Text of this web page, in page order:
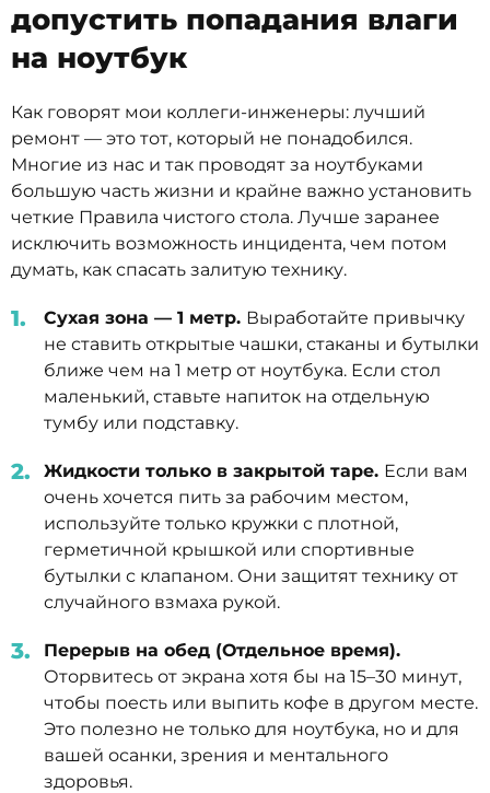
допустить попадания влаги
на ноутбук
Как говорят мои коллеги-инженеры: лучший
ремонт — это тот, который не понадобился.
Многие из нас и так проводят за ноутбуками
большую часть жизни и крайне важно установить
четкие Правила чистого стола. Лучше заранее
исключить возможность инцидента, чем потом
думать, как спасать залитую технику.
Сухая зона — 1 метр. Выработайте привычку
не ставить открытые чашки, стаканы и бутылки
ближе чем на 1 метр от ноутбука. Если стол
маленький, ставьте напиток на отдельную
тумбу или подставку.
Жидкости только в закрытой таре. Если вам
очень хочется пить за рабочим местом,
используйте только кружки с плотной,
герметичной крышкой или спортивные
бутылки с клапаном. Они защитят технику от
случайного взмаха рукой.
Перерыв на обед (Отдельное время).
Оторвитесь от экрана хотя бы на 15–30 минут,
чтобы поесть или выпить кофе в другом месте.
Это полезно не только для ноутбука, но и для
вашей осанки, зрения и ментального
здоровья.